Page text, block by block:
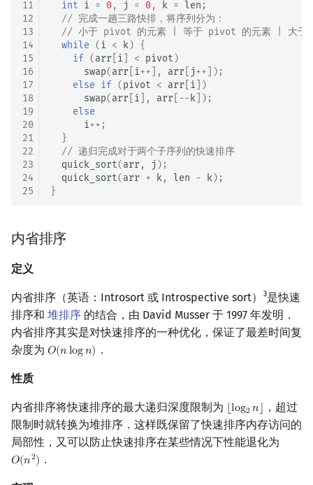
11
12
13
14
15
16
17
18
19
20
21
22
23
24
25
int i = 0, j = 0, k = len ;
// 完成一趟三路快排，将序列分为：
// 小于 pivot 的元素 | 等于 pivot 的元素 | 大于
while (i < k) {
if (arr i < pivot)
swap(arr i++ ], arr j++ ]);
else if (pivot < arr i ])
swap(arr i ], arr -- k ]);
else
i++ ;
}
// 递归完成对于两个子序列的快速排序
quick_sort(arr, j );
quick_sort(arr + k, len - k);
}
内省排序
定义
内省排序（英语：Introsort 或 Introspective sort） 3是快速
排序和 堆排序 的结合，由 David Musser 于 1997 年发明．
内省排序其实是对快速排序的一种优化，保证了最差时间复
杂度为 𝑂(𝑛log𝑛)
O(nlogn) ．
性质
内省排序将快速排序的最大递归深度限制为 ⌊log2 𝑛⌋
log2 n⌋
，超过
限制时就转换为堆排序．这样既保留了快速排序内存访问的
局部性，又可以防止快速排序在某些情况下性能退化为
𝑂(𝑛2)
O(n2) ．